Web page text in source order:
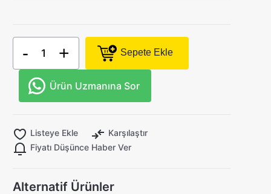
- + Sepete Ekle
Ürün Uzmanına Sor
Listeye Ekle
Karşılaştır
Fiyatı Düşünce Haber Ver
Alternatif Ürünler